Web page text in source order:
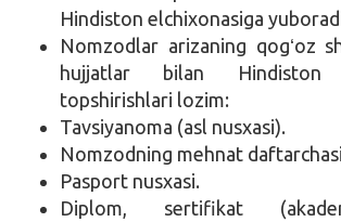
Hindiston elchixonasiga
Nomzodlar arizaning qogʻoz
hujjatlar bilan Hindiston
topshirishlari lozim:
Tavsiyanoma (asl nusxasi).
Nomzodning mehnat
Pasport nusxasi.
Diplom, sertifikat